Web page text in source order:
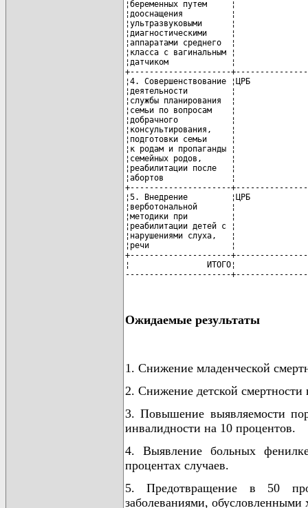
Ожидаемые результаты
1. Снижение младенческой
2. Снижение детской
3. Повышение выявляемости
инвалидности на 10 процентов.
4. Выявление больных
процентах случаев.
5. Предотвращение в 50
заболеваниями,